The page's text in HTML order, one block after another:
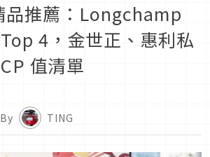
品推薦：Longchamp
4，金世正、惠利私
值清單
By TING